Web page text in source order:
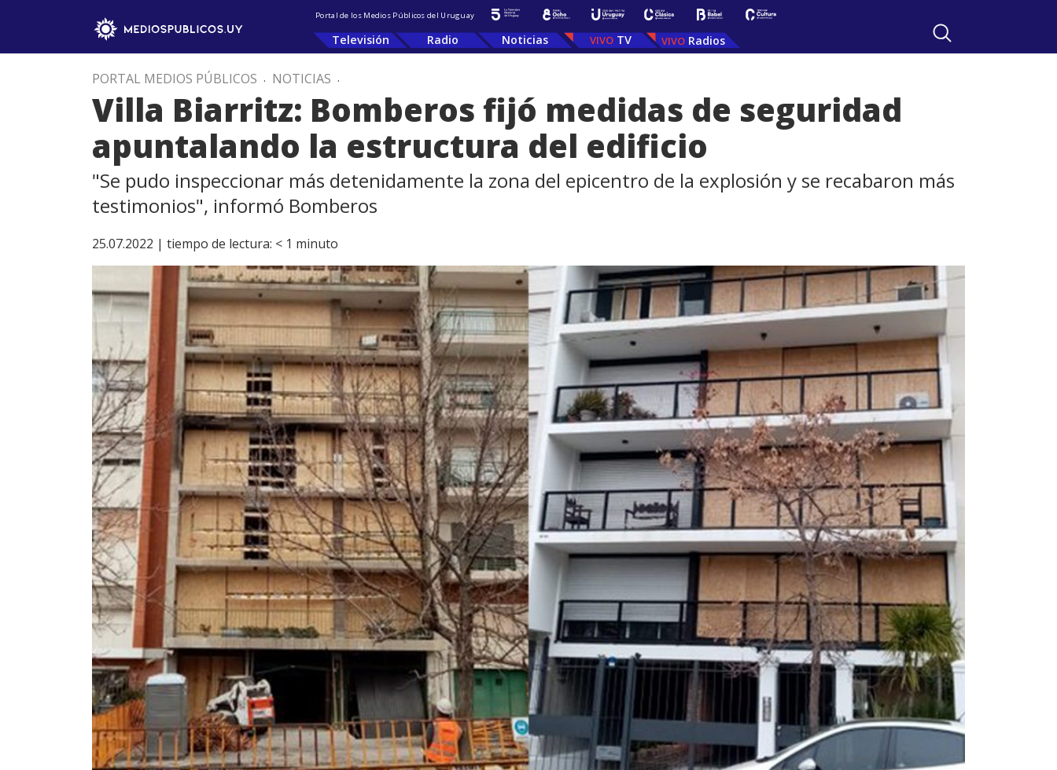
Portal de los Medios Públicos del Uruguay
Televisión Radio Noticias TV Radios
PORTAL MEDIOS PÚBLICOS . NOTICIAS .
Villa Biarritz: Bomberos fijó medidas de seguridad
apuntalando la estructura del edificio
"Se pudo inspeccionar más detenidamente la zona del epicentro de la explosión y se recabaron más
testimonios", informó Bomberos
25.07.2022 | tiempo de lectura: < 1 minuto